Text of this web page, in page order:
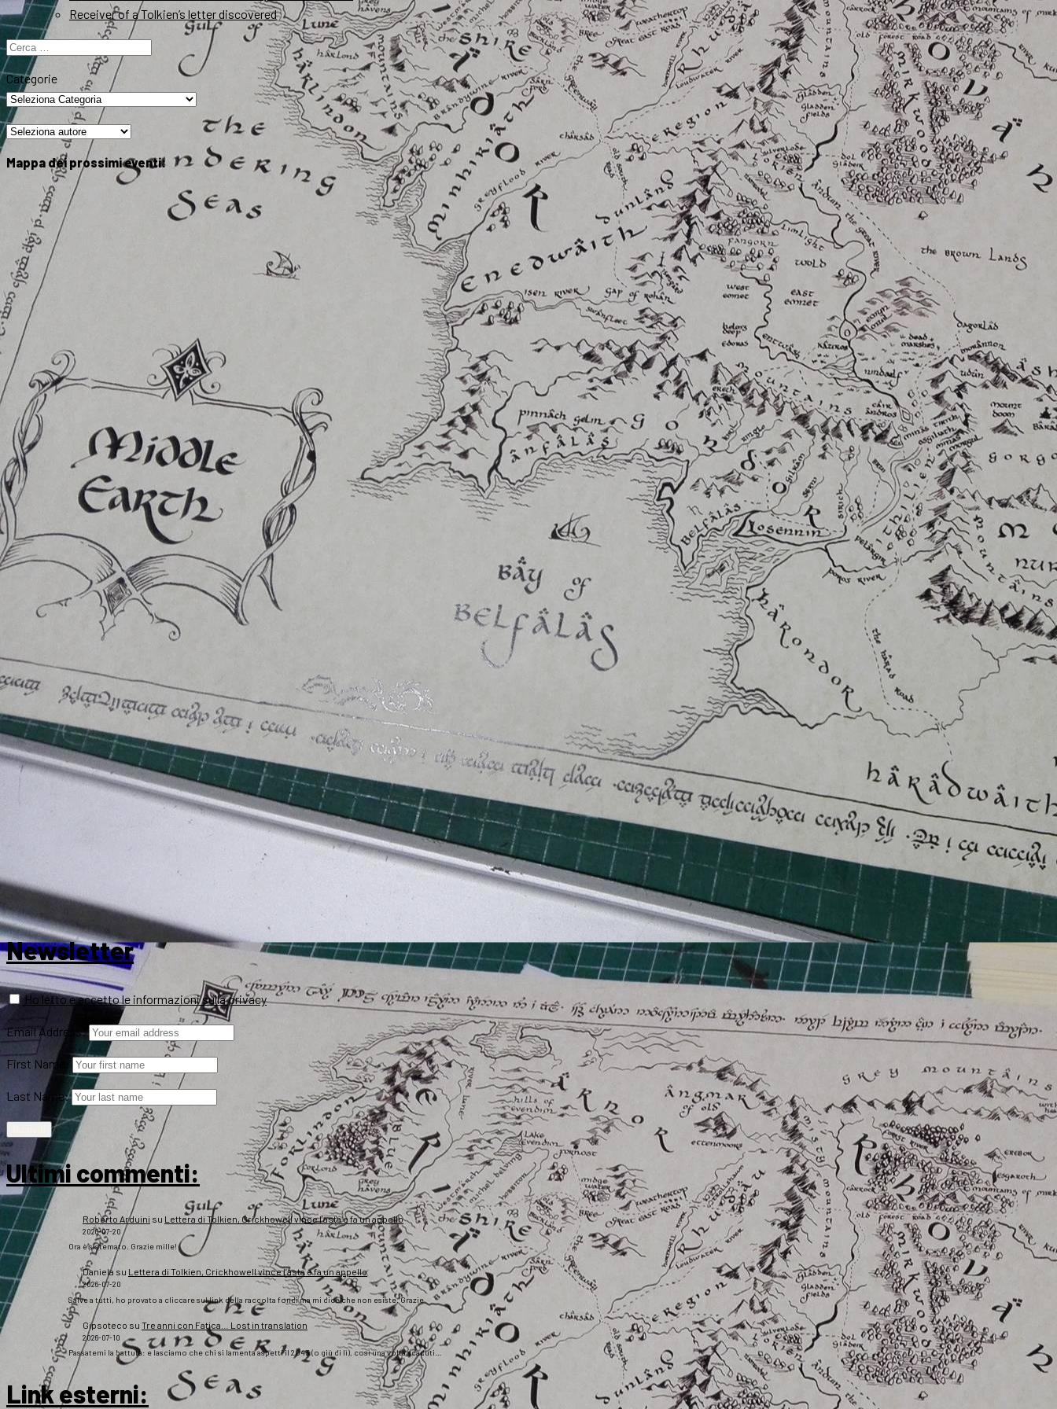
Receiver of a Tolkien’s letter discovered
Ricerca
per:
Categorie
Mappa dei prossimi eventi:
Newsletter
Ho letto e accetto le informazioni sulla privacy
Email Address:
First Name:
Last Name:
Ultimi commenti:
Roberto Arduini su Lettera di Tolkien, Crickhowell vince l’asta e fa un appello
2026-07-20
Ora è sistemato. Grazie mille!
Daniela su Lettera di Tolkien, Crickhowell vince l’asta e fa un appello
2026-07-20
Salve a tutti, ho provato a cliccare sul link della raccolta fondi ma mi dice che non esiste. Grazie
Gipsoteco su Tre anni con Fatica… Lost in translation
2026-07-10
Passatemi la battuta: e lasciamo che chi si lamenta aspetti il 2043 (o giù di lì), così una volta scaduti…
Link esterni: